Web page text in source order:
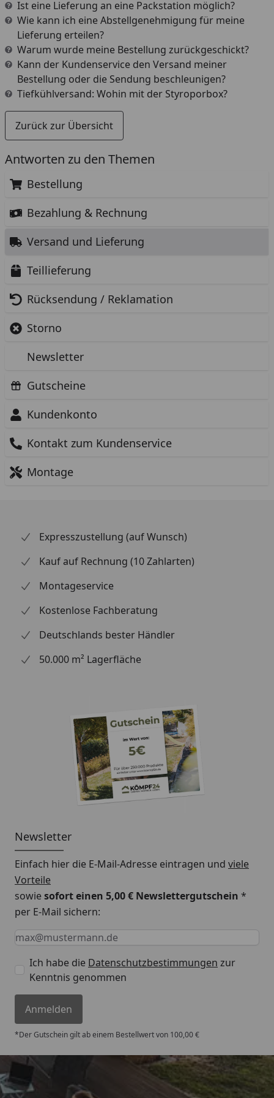
Antworten zu den Themen
Bestellung
Bezahlung & Rechnung
Versand und Lieferung
Teillieferung
Rücksendung / Reklamation
Storno
Newsletter
Gutscheine
Kundenkonto
Kontakt zum Kundenservice
Montage
Ist eine Lieferung an eine Packstation möglich?
Wie kann ich eine Abstellgenehmigung für meine
Lieferung erteilen?
Warum wurde meine Bestellung zurückgeschickt?
Kann der Kundenservice den Versand meiner
Bestellung oder die Sendung beschleunigen?
Tiefkühlversand: Wohin mit der Styroporbox?
Zurück zur Übersicht
Expresszustellung (auf Wunsch)
Kauf auf Rechnung (10 Zahlarten)
Montageservice
Kostenlose Fachberatung
Deutschlands bester Händler
50.000 m² Lagerfläche
Newsletter
Einfach hier die E-Mail-Adresse eintragen und viele
Vorteile
sowiesofort einen 5,00 € Newslettergutschein *
per E-Mail sichern:
Keine Eingabe erforderlich
Eingabe erforderlich
E-Mail *
Ich habe die Datenschutzbestimmungen zur
Kenntnis genommen
Anmelden
*Der Gutschein gilt ab einem Bestellwert von 100,00 €